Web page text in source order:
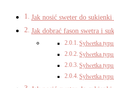
Jak nosić sweter do
Jak dobrać fason swetra i
Sylwetka
Sylwetka typu
Sylwetka
Sylwetka